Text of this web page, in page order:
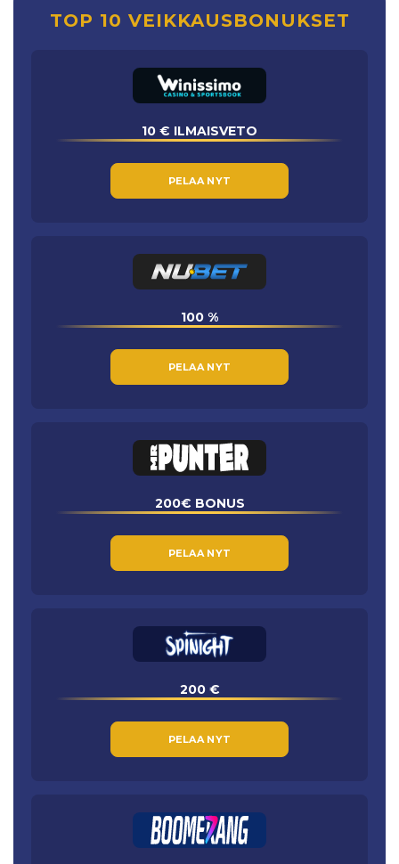
TOP 10 VEIKKAUSBONUKSET
10 € ILMAISVETO
PELAA NYT
100 %
PELAA NYT
200€ BONUS
PELAA NYT
200 €
PELAA NYT